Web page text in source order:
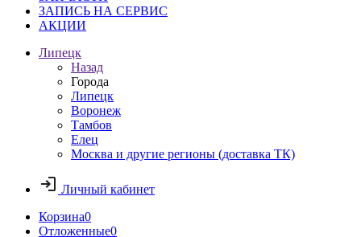
ЗАПИСЬ НА СЕРВИС
АКЦИИ
Липецк
Назад
Города
Липецк
Воронеж
Тамбов
Елец
Москва и другие регионы (доставка ТК)
Личный кабинет
Корзина0
Отложенные0